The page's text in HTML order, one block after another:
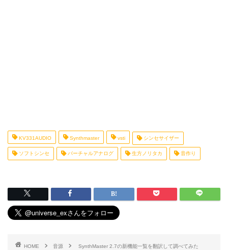
KV331AUDIO Synthmaster vsti シンセサイザー
ソフトシンセ バーチャルアナログ 生方ノリタカ 音作り
HOME 音源 SynthMaster 2.7の新機能一覧を翻訳して調べてみた